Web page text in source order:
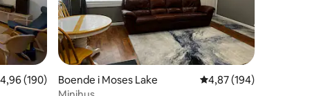
av 5 i genomsnittligt betyg, 190 omdömen
4,96 (190)
Boende i Moses Lake 4,87 av 5 i
4,87 (194)